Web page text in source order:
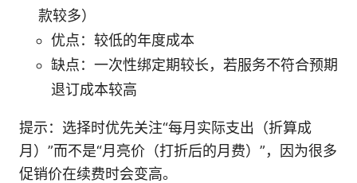
款较多）
优点：较低的年度成本
缺点：一次性绑定期较长，若服务不符合预期
退订成本较高
提示：选择时优先关注“每月实际支出（折算成
月）”而不是“月亮价（打折后的月费）”，因为很多
促销价在续费时会变高。